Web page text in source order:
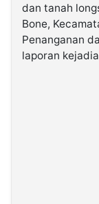
Kabarbaru.co
2026
dan tanah
Bone,
Penanganan
laporan